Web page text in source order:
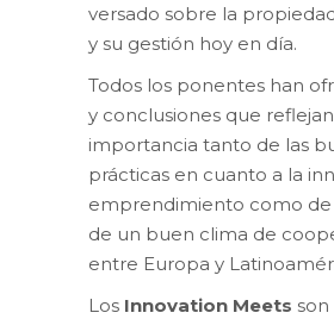
versado sobre la
y su gestión hoy en día.
Todos los ponentes han
y conclusiones que
importancia tanto de las
prácticas en cuanto a la
emprendimiento como de
de un buen clima de
entre Europa y
Los Innovation Meets